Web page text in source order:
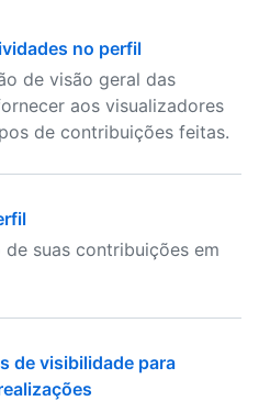
no perfil
de visão geral das
aos visualizadores
de contribuições feitas.
suas contribuições em
de visibilidade para